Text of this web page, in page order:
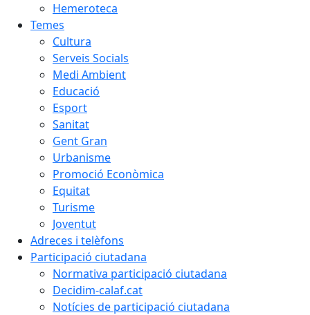
Hemeroteca
Temes
Cultura
Serveis Socials
Medi Ambient
Educació
Esport
Sanitat
Gent Gran
Urbanisme
Promoció Econòmica
Equitat
Turisme
Joventut
Adreces i telèfons
Participació ciutadana
Normativa participació ciutadana
Decidim-calaf.cat
Notícies de participació ciutadana